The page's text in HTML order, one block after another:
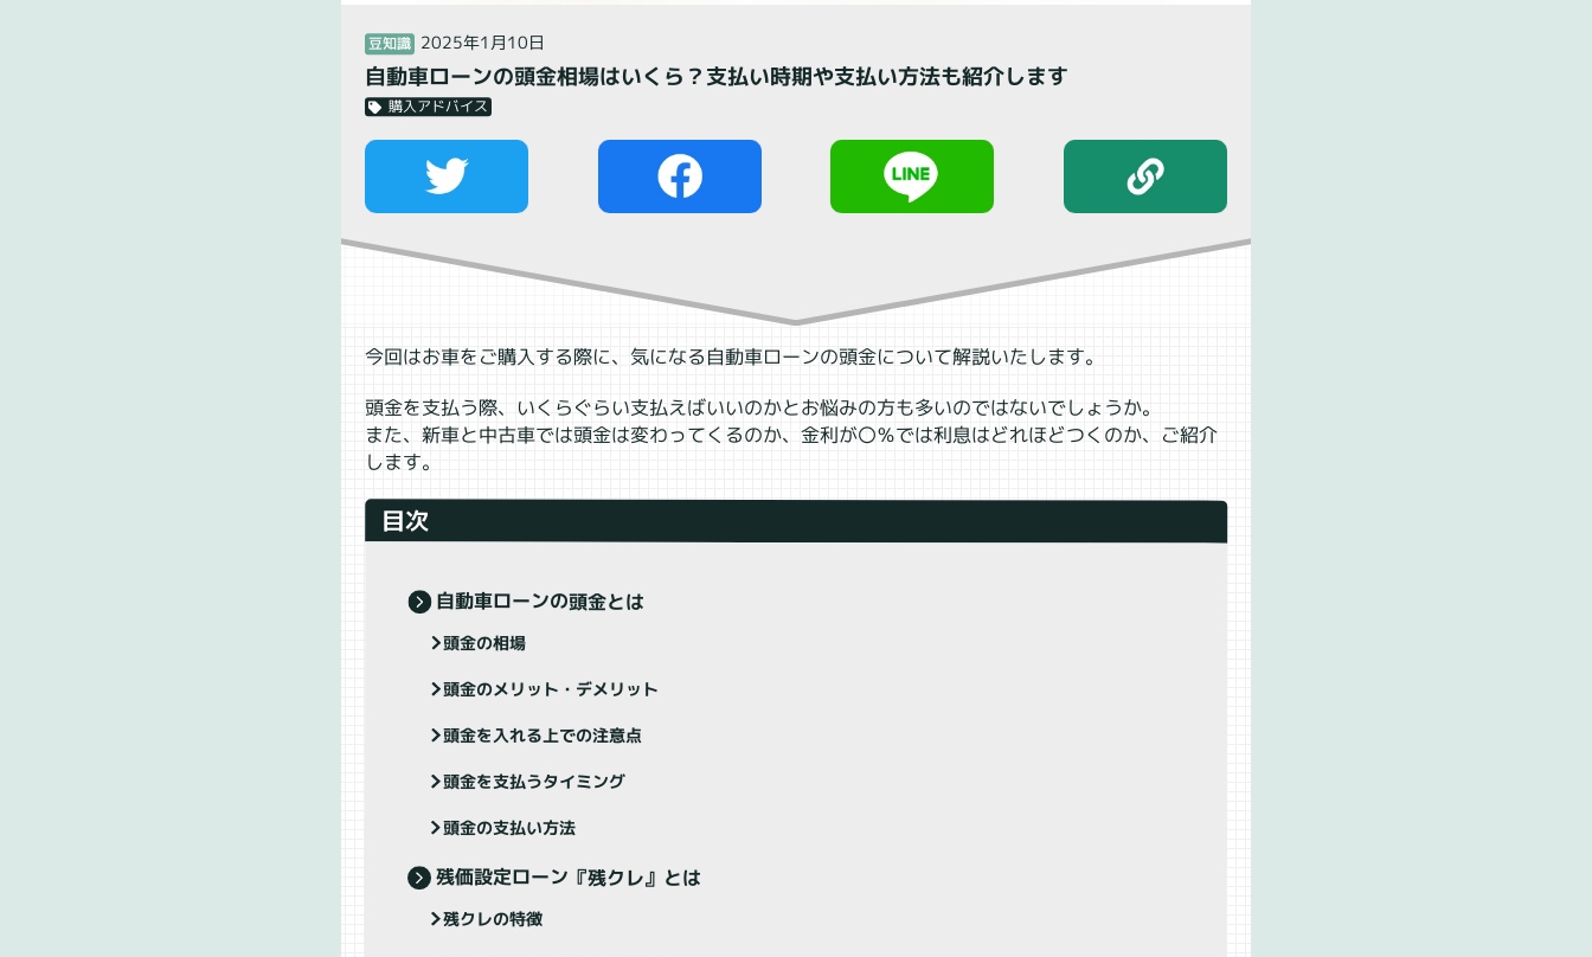
豆知識 2025年1月10日
自動車ローンの頭金相場はいくら？支払い時期や支払い方法も紹介します
購入アドバイス
今回はお車をご購入する際に、気になる自動車ローンの頭金について解説いたします。
頭金を支払う際、いくらぐらい支払えばいいのかとお悩みの方も多いのではないでしょうか。
また、新車と中古車では頭金は変わってくるのか、金利が〇％では利息はどれほどつくのか、ご紹介
します。
目次
自動車ローンの頭金とは
頭金の相場
頭金のメリット・デメリット
頭金を入れる上での注意点
頭金を支払うタイミング
頭金の支払い方法
残価設定ローン『残クレ』とは
残クレの特徴